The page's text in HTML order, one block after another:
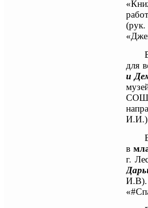
(рук.
для
и
СОШ
И.И.)
в
г.